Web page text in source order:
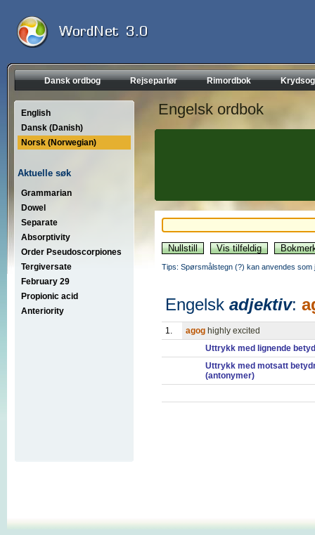
Dansk ordbog Rejseparlør Rimordbok
English
Dansk (Danish)
Norsk (Norwegian)
Aktuelle søk
Grammarian
Dowel
Separate
Absorptivity
Order Pseudoscorpiones
Tergiversate
February 29
Propionic acid
Anteriority
Engelsk ordbok
Tips: Spørsmålstegn (?) kan anvendes
Engelsk adjektiv:
1. agog highly excited
Uttrykk med lignende
Uttrykk med motsatt
(antonymer)